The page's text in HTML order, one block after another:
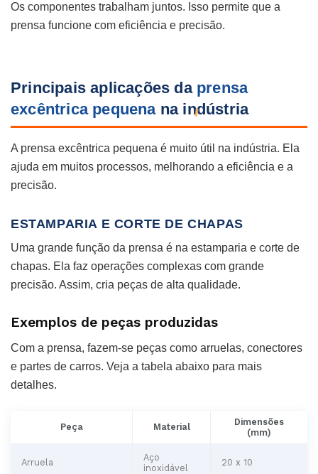
Os componentes trabalham juntos. Isso permite que a
prensa funcione com eficiência e precisão.
Principais aplicações da prensa
excêntrica pequenana indústria
A prensa excêntrica pequena é muito útil na indústria. Ela
ajuda em muitos processos, melhorando a eficiência e a
precisão.
ESTAMPARIA E CORTE DE CHAPAS
Uma grande função da prensa é na estamparia e corte de
chapas. Ela faz operações complexas com grande
precisão. Assim, cria peças de alta qualidade.
Exemplos de peças produzidas
Com a prensa, fazem-se peças como arruelas, conectores
e partes de carros. Veja a tabela abaixo para mais
detalhes.
Peça Material
Dimensões
(mm)
Arruela
Aço
inoxidável
20 x 10